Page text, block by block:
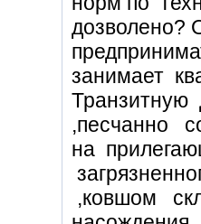
дозволено?
занимает
,песчанно
на
,ковшом